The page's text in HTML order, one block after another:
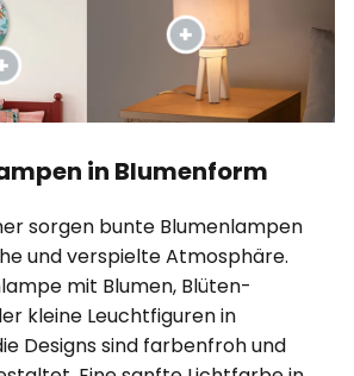
in Blumenform
sorgen bunte Blumenlampen
und verspielte Atmosphäre.
mit Blumen, Blüten-
kleine Leuchtfiguren in
Designs sind farbenfroh und